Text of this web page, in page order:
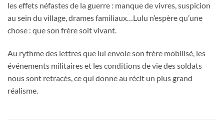
les effets néfastes de la guerre : manque de vivres, suspicion
au sein du village, drames familiaux…Lulu n’espère qu’une
chose : que son frère soit vivant.
Au rythme des lettres que lui envoie son frère mobilisé, les
événements militaires et les conditions de vie des soldats
nous sont retracés, ce qui donne au récit un plus grand
réalisme.